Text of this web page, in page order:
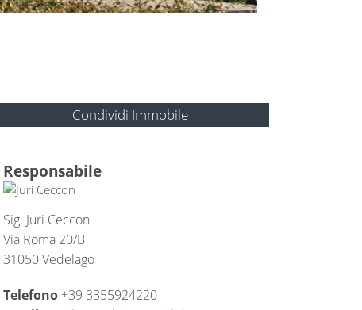
Condividi Immobile
Responsabile
Sig. Juri Ceccon
Via Roma 20/B
31050 Vedelago
Telefono +39 3355924220